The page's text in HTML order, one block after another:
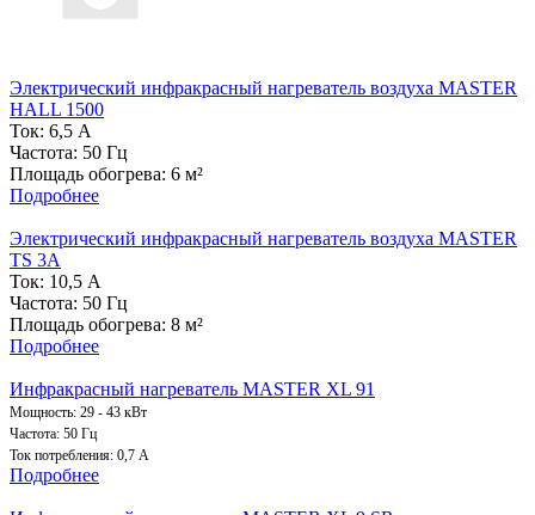
Электрический инфракрасный нагреватель воздуха MASTER
HALL 1500
Ток: 6,5 А
Частота: 50 Гц
Площадь обогрева: 6 м²
Подробнее
Электрический инфракрасный нагреватель воздуха MASTER
TS 3A
Ток: 10,5 А
Частота: 50 Гц
Площадь обогрева: 8 м²
Подробнее
Инфракрасный нагреватель MASTER XL 91
Мощность: 29 - 43 кВт
Частота: 50 Гц
Ток потребления: 0,7 A
Подробнее